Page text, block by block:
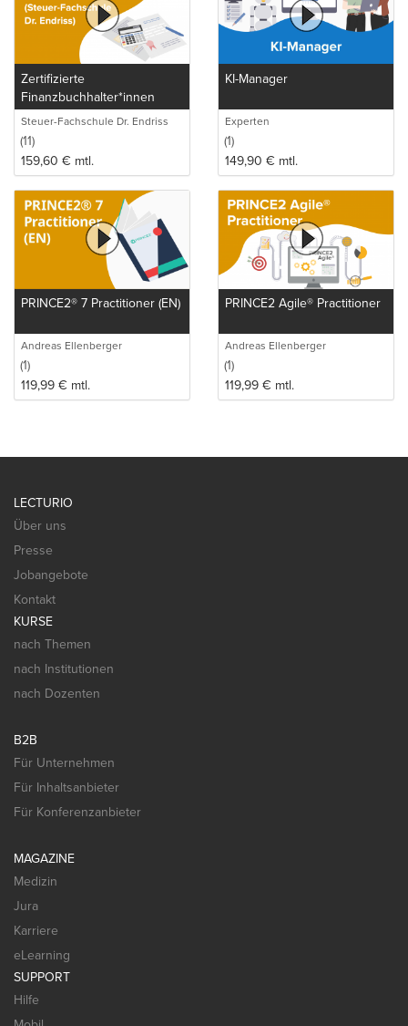
Zertifizierte
Finanzbuchhalter*innen
(Steuer-Fachschule Dr.
Endriss)
Steuer-Fachschule Dr. Endriss
GmbH & Co. KG
(11)
159,60 € mtl.
KI-Manager
Experten
(1)
149,90 € mtl.
PRINCE2® 7 Practitioner (EN)
Andreas Ellenberger
(1)
119,99 € mtl.
PRINCE2 Agile® Practitioner
Andreas Ellenberger
(1)
119,99 € mtl.
LECTURIO
Über uns
Presse
Jobangebote
Kontakt
KURSE
nach Themen
nach Institutionen
nach Dozenten
B2B
Für Unternehmen
Für Inhaltsanbieter
Für Konferenzanbieter
MAGAZINE
Medizin
Jura
Karriere
eLearning
SUPPORT
Hilfe